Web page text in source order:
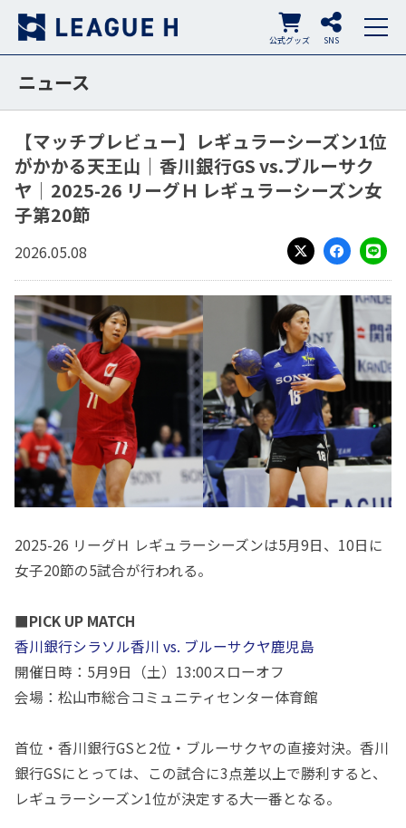
SNS
公式グッズ
ニュース
【マッチプレビュー】レギュラーシーズン1位
がかかる天王山｜香川銀行GS vs.ブルーサク
ヤ│2025-26 リーグＨ レギュラーシーズン女
子第20節
2026.05.08
X
Facebook
LINE
2025-26 リーグＨ レギュラーシーズンは5月9日、10日に
女子20節の5試合が行われる。
■PICK UP MATCH
香川銀行シラソル香川 vs. ブルーサクヤ鹿児島
開催日時： 5月9日（土） 13:00スローオフ
会場：松山市総合コミュニティセンター体育館
首位・香川銀行GSと2位・ブルーサクヤの直接対決。香川
銀行GSにとっては、この試合に3点差以上で勝利すると、
レギュラーシーズン1位が決定する大一番となる。